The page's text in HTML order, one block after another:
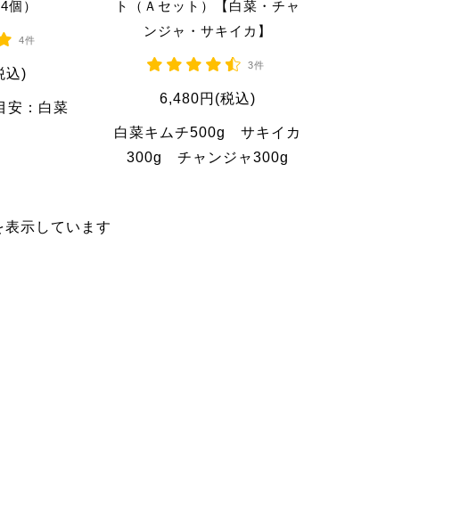
個）
4件
込)
安：白菜
ト（Ａセット）【白菜・チャ
ンジャ・サキイカ】
3件
6,480円(税込)
白菜キムチ500g サキイカ
300g チャンジャ300g
示しています